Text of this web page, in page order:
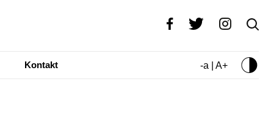
Kontakt -a | A+